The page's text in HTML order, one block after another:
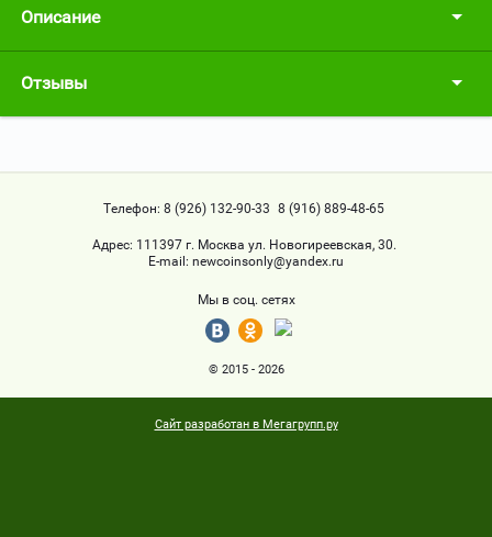
Описание
Отзывы
Телефон: 8 (926) 132-90-33 8 (916) 889-48-65
Адрес: 111397 г. Москва ул. Новогиреевская, 30.
Е-mail: newcoinsonly@yandex.ru
Мы в соц. сетях
© 2015 - 2026
Сайт разработан в Мегагрупп.ру